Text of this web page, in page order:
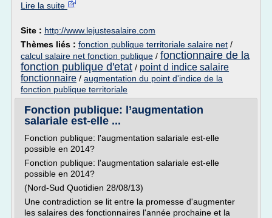
Lire la suite
Site : http://www.lejustesalaire.com
Thèmes liés : fonction publique territoriale salaire net /
calcul salaire net fonction publique / fonctionnaire de la
fonction publique d'etat / point d indice salaire
fonctionnaire / augmentation du point d'indice de la
fonction publique territoriale
Fonction publique: l’augmentation
salariale est-elle ...
Fonction publique: l'augmentation salariale est-elle
possible en 2014?
Fonction publique: l'augmentation salariale est-elle
possible en 2014?
(Nord-Sud Quotidien 28/08/13)
Une contradiction se lit entre la promesse d'augmenter
les salaires des fonctionnaires l'année prochaine et la